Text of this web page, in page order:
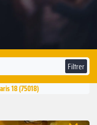
Filtrer
18 (75018)